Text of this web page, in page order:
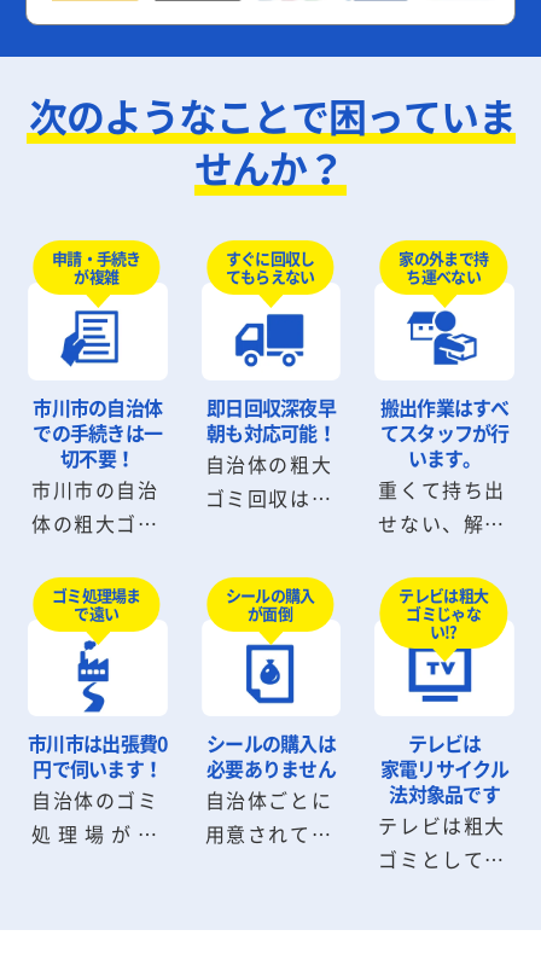
次のようなことで困っていま
せんか？
申請・手続き
が複雑
市川市の自治体
での手続きは一
切不要！
市川市の自治
体の粗大ゴミ
シールを購入
したり、申請
書を記入する
必要はありま
話・メール1
本でお見積
り・回収に伺
すぐに回収し
てもらえない
即日回収深夜早
朝も対応可能！
自治体の粗大
ゴミ回収は数
いけません
が、ワンナッ
プLIFEなら即
日回収が可能
です。深夜早
朝の回収も気
軽にご相談く
ださい。
家の外まで持
ち運べない
搬出作業はすべ
てスタッフが行
います。
重くて持ち出
せない、解体
から出せない
粗大ゴミも回
収可能です。
粗大ゴミの解
でスタッフに
お任せくださ
い。
ゴミ処理場ま
で遠い
市川市は出張費0
円で伺います！
自治体のゴミ
処理場が遠
シールの購入
が面倒
シールの購入は
必要ありません
自治体ごとに
用意されてい
テレビは粗大
ゴミじゃな
い!?
テレビは
家電リサイクル
法対象品です
テレビは粗大
ゴミとして捨